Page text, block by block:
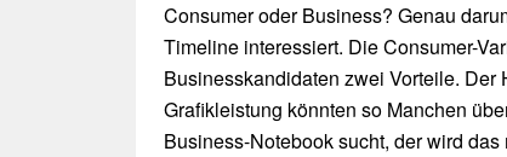
Consumer oder Business? Genau
Timeline interessiert. Die Consumer-
Businesskandidaten zwei Vorteile. Der
Grafikleistung könnten so Manchen
Business-Notebook sucht, der wird